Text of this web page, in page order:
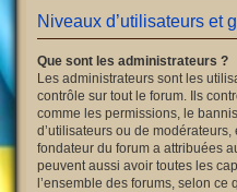
Niveaux d’utilisateurs et
Que sont les administrateurs ?
Les administrateurs sont les
contrôle sur tout le forum. Ils
comme les permissions, le
d’utilisateurs ou de
fondateur du forum a attribuées
peuvent aussi avoir toutes les
l’ensemble des forums, selon